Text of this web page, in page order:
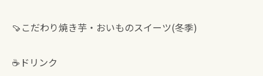
🍠こだわり焼き芋・おいものスイーツ(冬季)
☕ドリンク